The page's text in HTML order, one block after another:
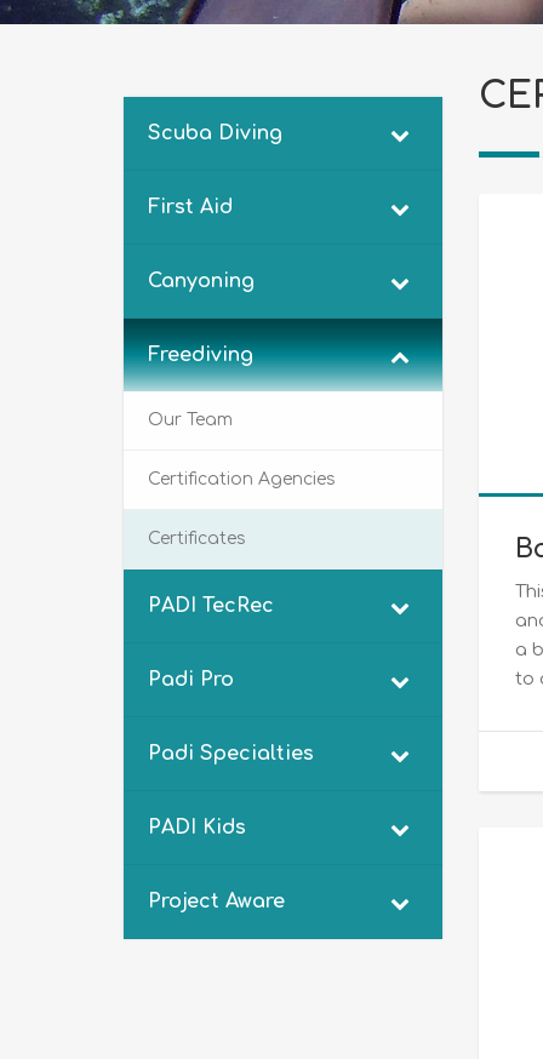
Scuba Diving
First Aid
Canyoning
Freediving
Our Team
Certification Agencies
Certificates
PADI TecRec
Padi Pro
Padi Specialties
PADI Kids
Project Aware
a
to